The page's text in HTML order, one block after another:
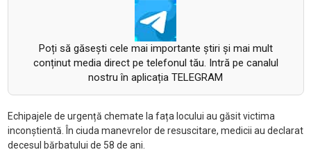
Poți să găsești cele mai importante știri și mai mult
conținut media direct pe telefonul tău. Intră pe canalul
nostru în aplicația TELEGRAM
Echipajele de urgență chemate la fața locului au găsit victima
inconștientă. În ciuda manevrelor de resuscitare, medicii au declarat
decesul bărbatului de 58 de ani.